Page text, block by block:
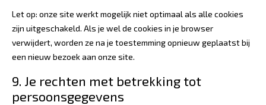
Let op: onze site werkt mogelijk niet optimaal als alle cookies
zijn uitgeschakeld. Als je wel de cookies in je browser
verwijdert, worden ze na je toestemming opnieuw geplaatst bij
een nieuw bezoek aan onze site.
9. Je rechten met betrekking tot
persoonsgegevens